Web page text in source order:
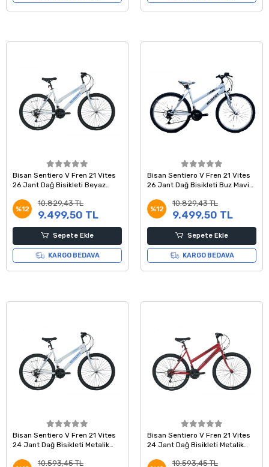
Bisan Sentiero V Fren 21 Vites
26 Jant Dağ Bisikleti Beyaz
%12
10.829,43 TL
9.499,50 TL
Sepete Ekle
KARGO BEDAVA
Bisan Sentiero V Fren 21 Vites
26 Jant Dağ Bisikleti Buz Mavi
%12
10.829,43 TL
9.499,50 TL
Sepete Ekle
KARGO BEDAVA
Bisan Sentiero V Fren 21 Vites
24 Jant Dağ Bisikleti Metalik
10.593,45 TL
Bisan Sentiero V Fren 21 Vites
24 Jant Dağ Bisikleti Metalik
10.593,45 TL